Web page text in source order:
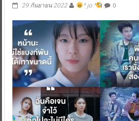
29 กันยายน 2022 ^ jo ^ 0